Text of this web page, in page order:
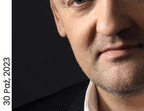
30 Paź, 2023